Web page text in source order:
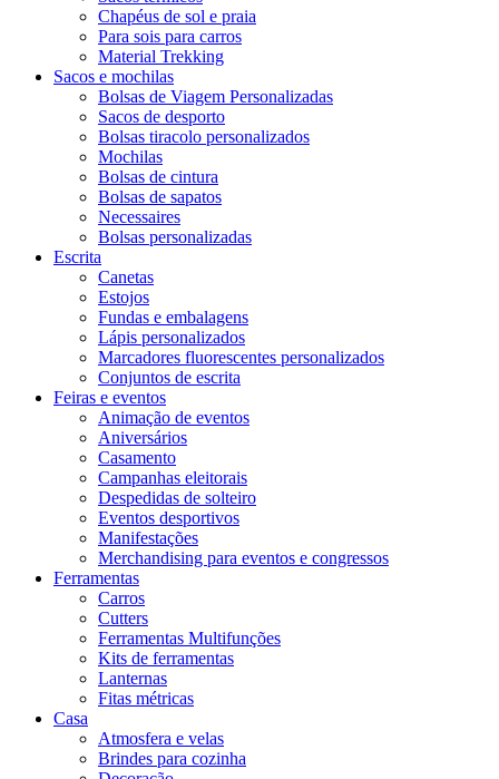
Chapéus de sol e praia
Para sois para carros
Material Trekking
Sacos e mochilas
Bolsas de Viagem Personalizadas
Sacos de desporto
Bolsas tiracolo personalizados
Mochilas
Bolsas de cintura
Bolsas de sapatos
Necessaires
Bolsas personalizadas
Escrita
Canetas
Estojos
Fundas e embalagens
Lápis personalizados
Marcadores fluorescentes personalizados
Conjuntos de escrita
Feiras e eventos
Animação de eventos
Aniversários
Casamento
Campanhas eleitorais
Despedidas de solteiro
Eventos desportivos
Manifestações
Merchandising para eventos e congressos
Ferramentas
Carros
Cutters
Ferramentas Multifunções
Kits de ferramentas
Lanternas
Fitas métricas
Casa
Atmosfera e velas
Brindes para cozinha